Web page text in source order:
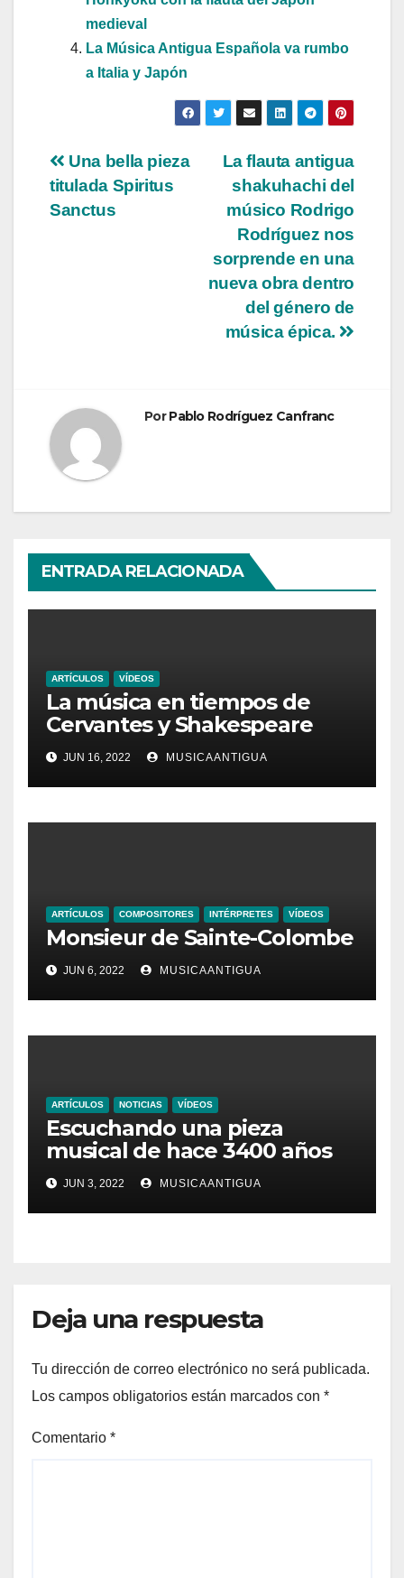
medieval
La Música Antigua Española va rumbo
a Italia y Japón
Navegación
de
La flauta antigua
shakuhachi del
músico Rodrigo
Rodríguez nos
sorprende en una
nueva obra dentro
del género de
música épica.
Una bella pieza
titulada Spiritus
Sanctus
PorPablo Rodríguez Canfranc
ENTRADA RELACIONADA
ARTÍCULOS VÍDEOS
La música en tiempos de
Cervantes y Shakespeare
JUN 16, 2022 MUSICAANTIGUA
ARTÍCULOS COMPOSITORES INTÉRPRETES VÍDEOS
Monsieur de Sainte-Colombe
JUN 6, 2022 MUSICAANTIGUA
ARTÍCULOS NOTICIAS VÍDEOS
Escuchando una pieza
musical de hace 3400 años
JUN 3, 2022 MUSICAANTIGUA
Deja una respuesta
Tu dirección de correo electrónico no será publicada.
Los campos obligatorios están marcados con *
Comentario *